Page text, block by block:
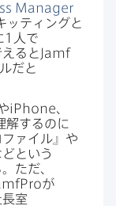
Manager
ッティングと​
1
人で​
ると Jamf
だと​
iPhone、
解するのに​
ァイル』や​
と​いう​
ただ、​
が​
室